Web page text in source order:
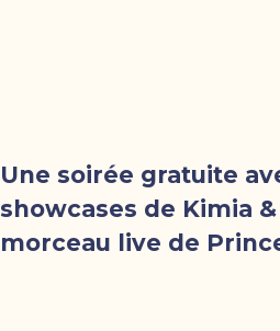
Une soirée gratuite
showcases de Kimia
morceau live de